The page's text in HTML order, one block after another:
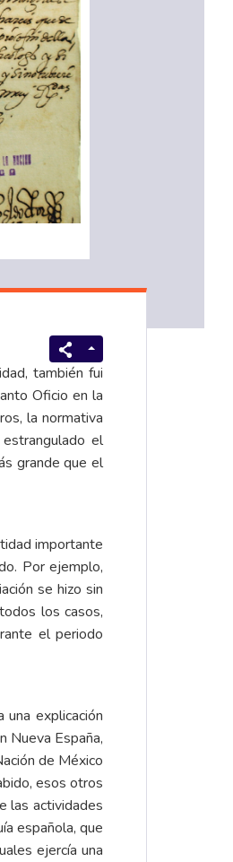
también fui
Oficio en la
la normativa
el
grande que el
importante
Por ejemplo,
se hizo sin
los casos,
el periodo
explicación
Nueva España,
de México
esos otros
las actividades
española, que
ejercía una